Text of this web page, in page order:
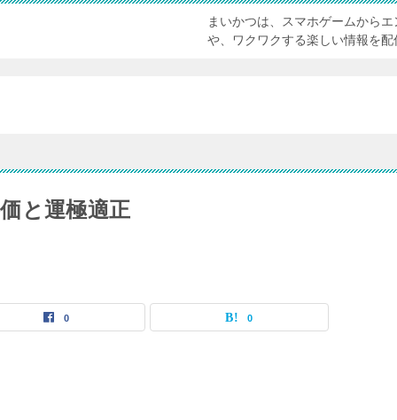
まいかつは、スマホゲームから
や、ワクワクする楽しい情報を
と運極適正
0 0